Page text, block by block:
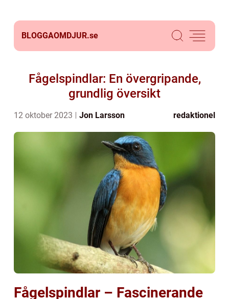
BLOGGAOMDJUR.se
Fågelspindlar: En övergripande,
grundlig översikt
12 oktober 2023 Jon Larsson redaktionel
Fågelspindlar – Fascinerande